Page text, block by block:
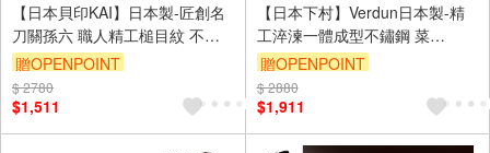
【日本貝印KAI】日本製-匠創名
刀關孫六 職人精工槌目紋 不鏽
鋼三德刀-14.5cm(小三德刀)
贈OPENPOINT
$ 2780
$1,511
【日本下村】Verdun日本製-精
工淬湅一體成型不鏽鋼 菜
刀-18cm(中華菜刀)
贈OPENPOINT
$ 2880
$1,911